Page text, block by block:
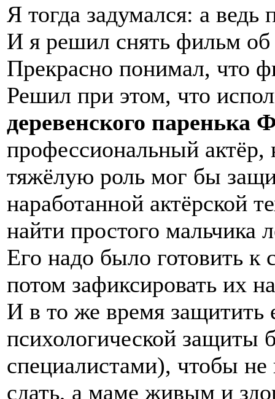
Я тогда задумался: а ведь
И я решил снять фильм об
Прекрасно понимал, что
Решил при этом, что
деревенского паренька
профессиональный
тяжёлую роль мог бы
наработанной актёрской
найти простого мальчика
Его надо было готовить
потом зафиксировать их
И в то же время защитить
психологической защиты
специалистами), чтобы
сдать, а маме живым и